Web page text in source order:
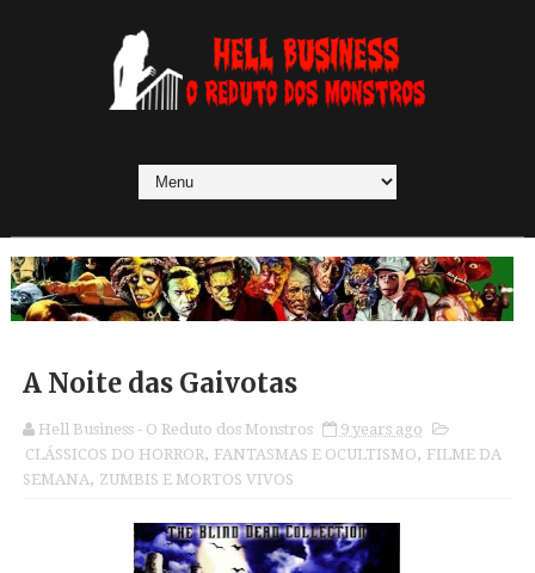
A Noite das Gaivotas
Hell Business - O Reduto dos Monstros
9 years ago
CLÁSSICOS DO HORROR, FANTASMAS E OCULTISMO, FILME DA
SEMANA, ZUMBIS E MORTOS VIVOS